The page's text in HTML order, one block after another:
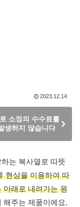
2023.12.14
소정의 수수료를
생하지 않습니다
는 복사열로 따뜻
현상을 이용하여 따
아래로 내려가는 원
해주는 제품이에요.